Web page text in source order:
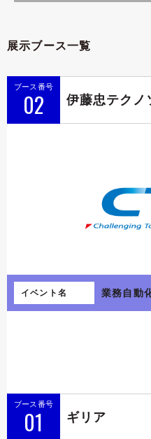
展示ブース一覧
ブース番号
02 伊藤忠テクノ
イベント名 業務自動
ブース番号
01 ギリア